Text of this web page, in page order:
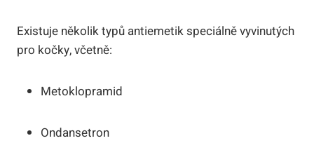
Existuje několik typů antiemetik speciálně vyvinutých
pro kočky, včetně:
Metoklopramid
Ondansetron